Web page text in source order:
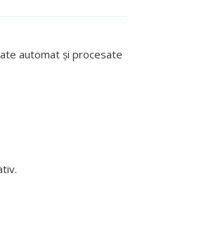
automat și procesate